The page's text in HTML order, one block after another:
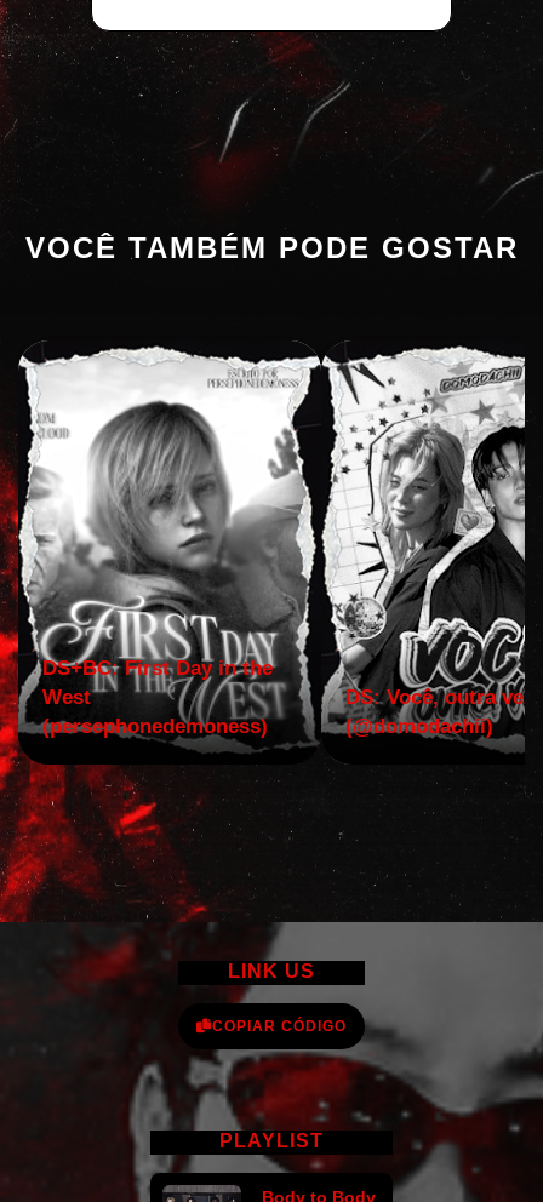
VOCÊ TAMBÉM PODE GOSTAR
DS+BC: First Day in the
West
(persephonedemoness)
DS: Você, outra vez!
(@domodachii)
LINK US
COPIAR CÓDIGO
PLAYLIST
Body to Body